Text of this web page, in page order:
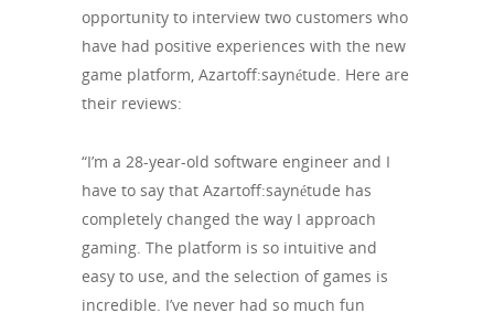
opportunity to interview two customers who
have had positive experiences with the new
game platform, Azartoff:saynétude. Here are
their reviews:
“I’m a 28-year-old software engineer and I
have to say that Azartoff:saynétude has
completely changed the way I approach
gaming. The platform is so intuitive and
easy to use, and the selection of games is
incredible. I’ve never had so much fun